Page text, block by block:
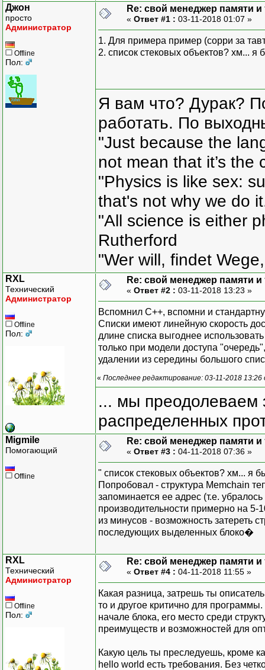
list<MemChain>
char *Mem=NULL
unsigned
public:
MemManager (
MemChain
ch. shift
ch.free
ch.size
}
~MemManager() {
if
(Mem !
void
// if (есть
{
}
return
}
void
free(void*
if ( ptr<
autoch
for (;
}
unsignedmaxSize
voidGarbCol()
{
autoch
for ( int
Джон
просто
Администратор
Offline
Пол:
Re: свой менеджер памяти
« Ответ #1 : 03-11-2018 01:07 »
1. Для примера пример (сорри за
2. список стековых объектов? хм...
Я вам что? Дурак?
работать. По
"Just because the
not mean that it’s the
"Physics is like sex:
that's not why we do
"All science is either
Rutherford
"Wer will, findet
RXL
Технический
Администратор
Offline
Пол:
Re: свой менеджер памяти
« Ответ #2 : 03-11-2018 13:23 »
Вспомнил С++, вспомни и
Списки имеют линейную скорость
длине списка выгоднее
только при модели доступа
удалении из середины большого
« Последнее редактирование: 03-11-2018 13:26
... мы преодолеваем
распределенных
Migmile
Помогающий
Offline
Re: свой менеджер памяти
« Ответ #3 : 04-11-2018 07:36 »
" список стековых объектов? хм... я
Попробовал - структура Memchain
запоминается ее адрес (т.е.
производительности примерно на 5-
из минусов - возможность затереть
последующих выделенных блоко�
RXL
Технический
Администратор
Offline
Пол:
Re: свой менеджер памяти
« Ответ #4 : 04-11-2018 11:55 »
Какая разница, затрешь ты
то и другое критично для
начале блока, его место среди
преимуществ и возможностей для
Какую цель ты преследуешь, кроме
hello world есть требования. Без